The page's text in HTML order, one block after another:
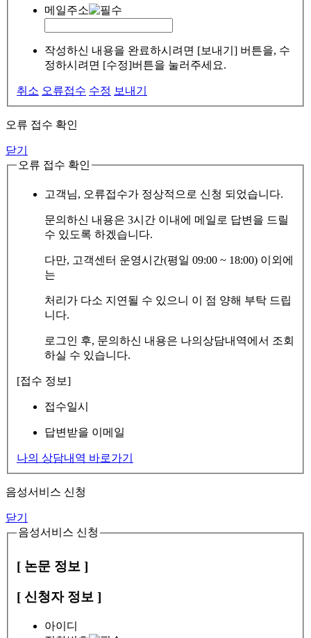
메일주소
작성하신 내용을 완료하시려면 [보내기] 버튼을, 수
정하시려면 [수정]버튼을 눌러주세요.
취소 오류접수 수정 보내기
오류 접수 확인
닫기
오류 접수 확인
고객님, 오류접수가 정상적으로 신청 되었습니다.
문의하신 내용은 3시간 이내에 메일로 답변을 드릴
수 있도록 하겠습니다.
다만, 고객센터 운영시간(평일 09:00 ~ 18:00) 이외에
는
처리가 다소 지연될 수 있으니 이 점 양해 부탁 드립
니다.
로그인 후, 문의하신 내용은 나의상담내역에서 조회
하실 수 있습니다.
[접수 정보]
접수일시
답변받을 이메일
나의 상담내역 바로가기
음성서비스 신청
닫기
음성서비스 신청
[ 논문 정보 ]
[ 신청자 정보 ]
아이디